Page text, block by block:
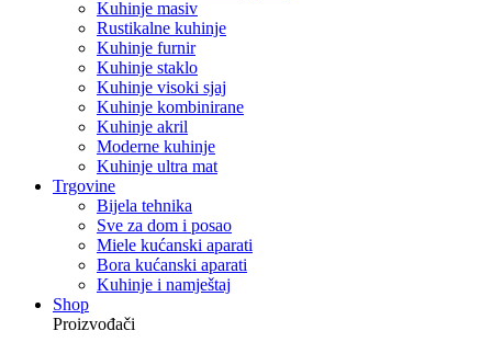
Kuhinje masiv
Rustikalne kuhinje
Kuhinje furnir
Kuhinje staklo
Kuhinje visoki sjaj
Kuhinje kombinirane
Kuhinje akril
Moderne kuhinje
Kuhinje ultra mat
Trgovine
Bijela tehnika
Sve za dom i posao
Miele kućanski aparati
Bora kućanski aparati
Kuhinje i namještaj
Shop
Proizvođači